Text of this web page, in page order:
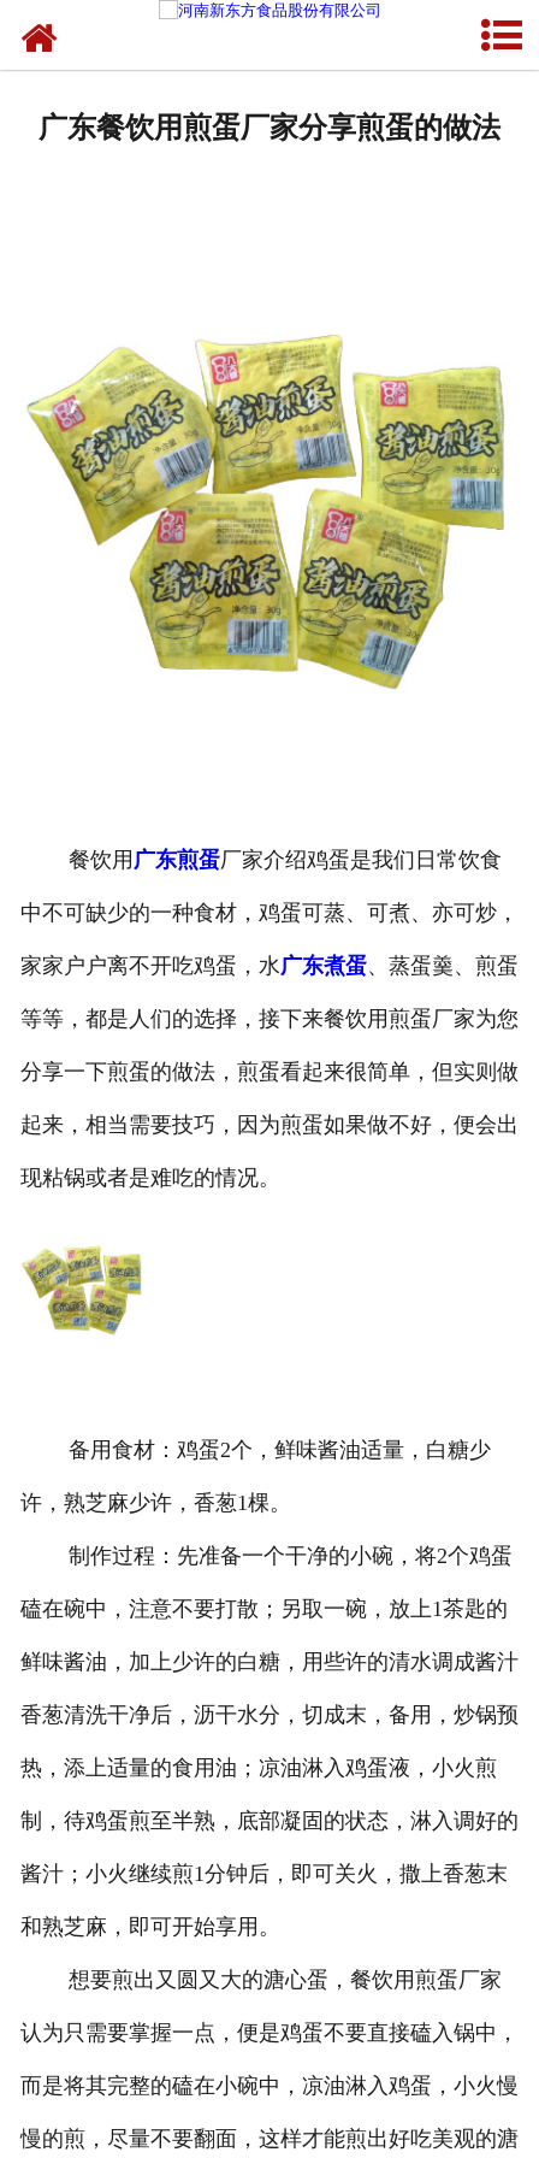
加入新东方
联系我们
广东餐饮用煎蛋厂家分享煎蛋的做法
餐饮用 广东煎蛋厂家介绍鸡蛋是我们日常饮食
中不可缺少的一种食材，鸡蛋可蒸、可煮、亦可炒，
家家户户离不开吃鸡蛋，水广东煮蛋、蒸蛋羹、煎蛋
等等，都是人们的选择，接下来餐饮用煎蛋厂家为您
分享一下煎蛋的做法，煎蛋看起来很简单，但实则做
起来，相当需要技巧，因为煎蛋如果做不好，便会出
现粘锅或者是难吃的情况。
备用食材：鸡蛋2个，鲜味酱油适量，白糖少
许，熟芝麻少许，香葱1棵。
制作过程：先准备一个干净的小碗，将2个鸡蛋
磕在碗中，注意不要打散；另取一碗，放上1茶匙的
鲜味酱油，加上少许的白糖，用些许的清水调成酱汁
香葱清洗干净后，沥干水分，切成末，备用，炒锅预
热，添上适量的食用油；凉油淋入鸡蛋液，小火煎
制，待鸡蛋煎至半熟，底部凝固的状态，淋入调好的
酱汁；小火继续煎1分钟后，即可关火，撒上香葱末
和熟芝麻，即可开始享用。
想要煎出又圆又大的溏心蛋，餐饮用煎蛋厂家
认为只需要掌握一点，便是鸡蛋不要直接磕入锅中，
而是将其完整的磕在小碗中，凉油淋入鸡蛋，小火慢
慢的煎，尽量不要翻面，这样才能煎出好吃美观的溏